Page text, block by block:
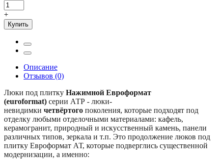
+
Купить
Описание
Отзывов (0)
Люки под плитку Нажимной Евроформат
(euroformat) серии АТР - люки-
невидимки четвёртого поколения, которые подходят под
отделку любыми отделочными материалами: кафель,
керамогранит, природный и искусственный камень, панели
различных типов, зеркала и т.п. Это продолжение люков под
плитку Евроформат АТ, которые подверглись существенной
модернизации, а именно: